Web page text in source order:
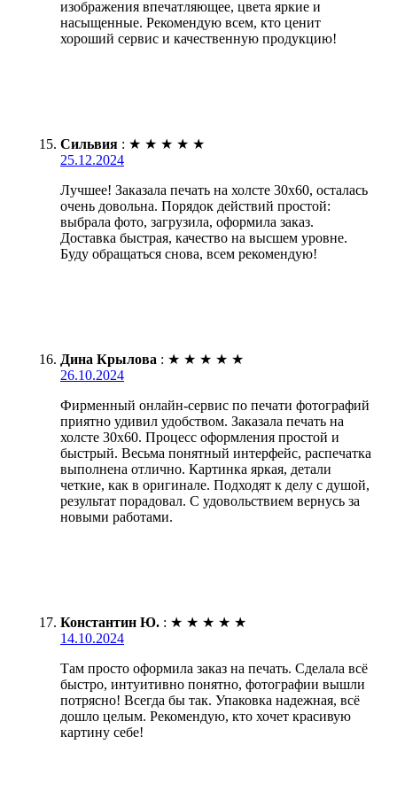
изображения впечатляющее, цвета яркие и
насыщенные. Рекомендую всем, кто ценит
хороший сервис и качественную продукцию!
Сильвия : ★ ★ ★ ★ ★
25.12.2024
Лучшее! Заказала печать на холсте 30х60, осталась
очень довольна. Порядок действий простой:
выбрала фото, загрузила, оформила заказ.
Доставка быстрая, качество на высшем уровне.
Буду обращаться снова, всем рекомендую!
Дина Крылова : ★ ★ ★ ★ ★
26.10.2024
Фирменный онлайн-сервис по печати фотографий
приятно удивил удобством. Заказала печать на
холсте 30х60. Процесс оформления простой и
быстрый. Весьма понятный интерфейс, распечатка
выполнена отлично. Картинка яркая, детали
четкие, как в оригинале. Подходят к делу с душой,
результат порадовал. С удовольствием вернусь за
новыми работами.
Константин Ю. : ★ ★ ★ ★ ★
14.10.2024
Там просто оформила заказ на печать. Сделала всё
быстро, интуитивно понятно, фотографии вышли
потрясно! Всегда бы так. Упаковка надежная, всё
дошло целым. Рекомендую, кто хочет красивую
картину себе!